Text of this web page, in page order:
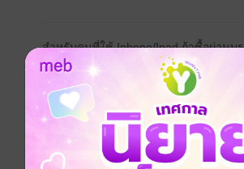
สำหรับคนที่ใช้ Iphone/Ipad ถ้าซื้อผ่านบร
ราคาถูกกว่าซื้อจากในแอฟนะคะ
ท่ามกลางงานวิวาห์ที่ถูกจัดฉากอย่างสมบู
สองดวงกลับเย็นชาดุจน้ำแข็ง การแต่งง
พันธะทางธุรกิจและหน้าตาทางสังคม ไม่
รัก หากแต่เป็นกำแพงที่สูงเสียดฟ้า บังตาบ
ที่แท้จริง เจ้าสาวผู้แบกรับความไม่มั่นคงใ